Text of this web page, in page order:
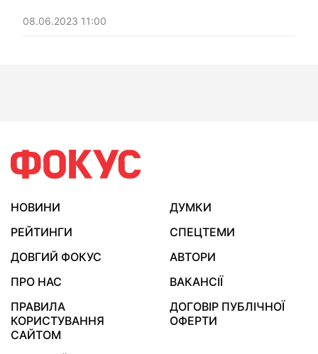
08.06.2023 11:00
НОВИНИ
ДУМКИ
РЕЙТИНГИ
СПЕЦТЕМИ
ДОВГИЙ ФОКУС
АВТОРИ
ПРО НАС
ВАКАНСІЇ
ПРАВИЛА
КОРИСТУВАННЯ
САЙТОМ
ДОГОВІР ПУБЛІЧНОЇ
ОФЕРТИ